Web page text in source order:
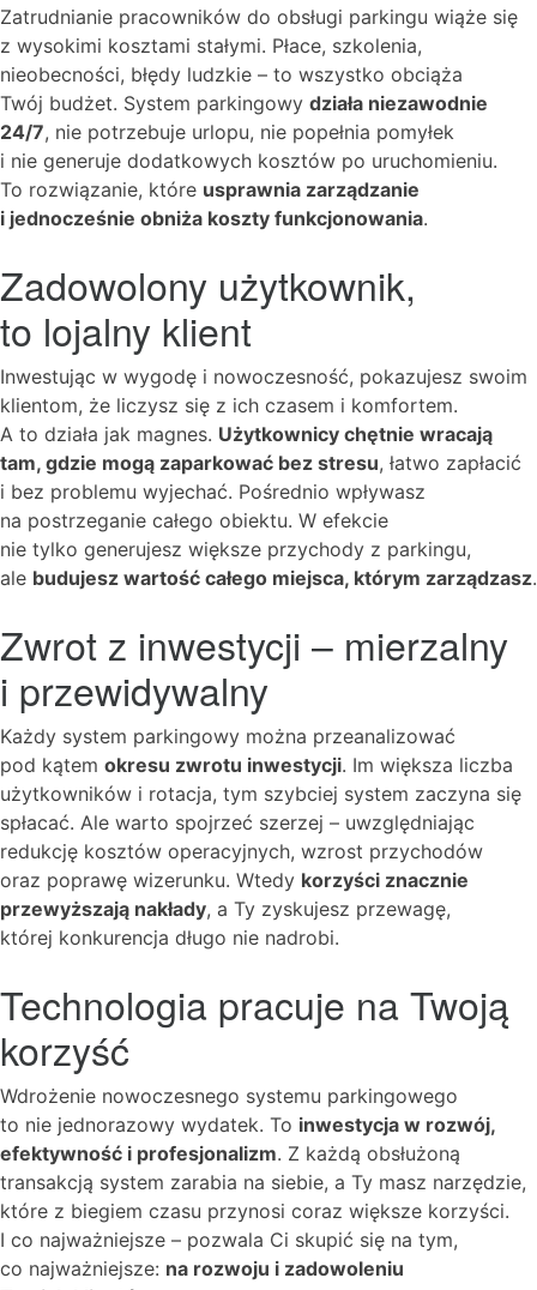
Zatrudnianie pracowników do obsługi parkingu wiąże się
z wysokimi kosztami stałymi. Płace, szkolenia,
nieobecności, błędy ludzkie – to wszystko obciąża
Twój budżet. System parkingowy działa niezawodnie
24/7, nie potrzebuje urlopu, nie popełnia pomyłek
i nie generuje dodatkowych kosztów po uruchomieniu.
To rozwiązanie, które usprawnia zarządzanie
i jednocześnie obniża koszty funkcjonowania.
Zadowolony użytkownik,
to lojalny klient
Inwestując w wygodę i nowoczesność, pokazujesz swoim
klientom, że liczysz się z ich czasem i komfortem.
A to działa jak magnes. Użytkownicy chętnie wracają
tam, gdzie mogą zaparkować bez stresu, łatwo zapłacić
i bez problemu wyjechać. Pośrednio wpływasz
na postrzeganie całego obiektu. W efekcie
nie tylko generujesz większe przychody z parkingu,
ale budujesz wartość całego miejsca, którym zarządzasz.
Zwrot z inwestycji – mierzalny
i przewidywalny
Każdy system parkingowy można przeanalizować
pod kątem okresu zwrotu inwestycji. Im większa liczba
użytkowników i rotacja, tym szybciej system zaczyna się
spłacać. Ale warto spojrzeć szerzej – uwzględniając
redukcję kosztów operacyjnych, wzrost przychodów
oraz poprawę wizerunku. Wtedy korzyści znacznie
przewyższają nakłady, a Ty zyskujesz przewagę,
której konkurencja długo nie nadrobi.
Technologia pracuje na Twoją
korzyść
Wdrożenie nowoczesnego systemu parkingowego
to nie jednorazowy wydatek. To inwestycja w rozwój,
efektywność i profesjonalizm. Z każdą obsłużoną
transakcją system zarabia na siebie, a Ty masz narzędzie,
które z biegiem czasu przynosi coraz większe korzyści.
I co najważniejsze – pozwala Ci skupić się na tym,
co najważniejsze: na rozwoju i zadowoleniu